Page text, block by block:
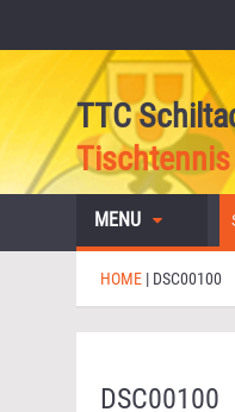
TTC
MENU
HOME | DSC00100
DSC00100